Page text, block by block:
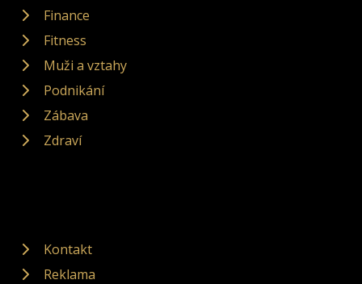
Finance
Fitness
Muži a vztahy
Podnikání
Zábava
Zdraví
Kontakt
Reklama